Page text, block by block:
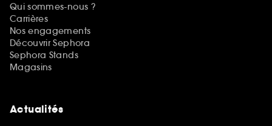
Qui sommes-nous ?
Carrières
Nos engagements
Découvrir Sephora
Sephora Stands
Magasins
Actualités